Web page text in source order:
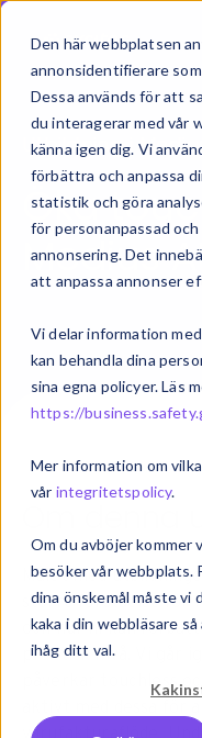
Den här webbplatsen
annonsidentifierare
Dessa används för att
du interagerar med vår
känna igen dig. Vi
förbättra och anpassa
statistik och göra
för personanpassad
annonsering. Det
att anpassa annonser
Vi delar information
kan behandla dina
sina egna policyer. Läs
https://
Mer information om
vår integritetspolicy.
Om du avböjer kommer
besöker vår webbplats.
dina önskemål måste vi
kaka i din webbläsare
ihåg ditt val.
Utbildning i
Öka
Medius
Målet med
större förståelse för
och hur ni kan
praktisk nivå. Vi går
påverkar touchless